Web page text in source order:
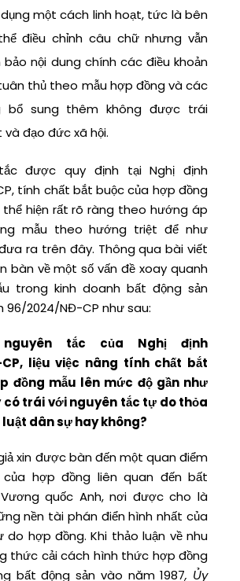
một cách linh hoạt, tức là bên
điều chỉnh câu chữ nhưng vẫn
bảo nội dung chính các điều khoản
thủ theo mẫu hợp đồng và các
bổ sung thêm không được trái
đạo đức xã hội.
được quy định tại Nghị định
tính chất bắt buộc của hợp đồng
hiện rất rõ ràng theo hướng áp
mẫu theo hướng triệt để như
ra trên đây. Thông qua bài viết
bàn về một số vấn đề xoay quanh
trong kinh doanh bất động sản
96/2024/NĐ-CP như sau:
tắc của Nghị định
liệu việc nâng tính chất bắt
đồng mẫu lên mức độ gần như
có trái với nguyên tắc tự do thỏa
dân sự hay không?
xin được bàn đến một quan điểm
hợp đồng liên quan đến bất
quốc Anh, nơi được cho là
nền tài phán điển hình nhất của
hợp đồng. Khi thảo luận về nhu
thức cải cách hình thức hợp đồng
bất động sản vào năm 1987, Ủy